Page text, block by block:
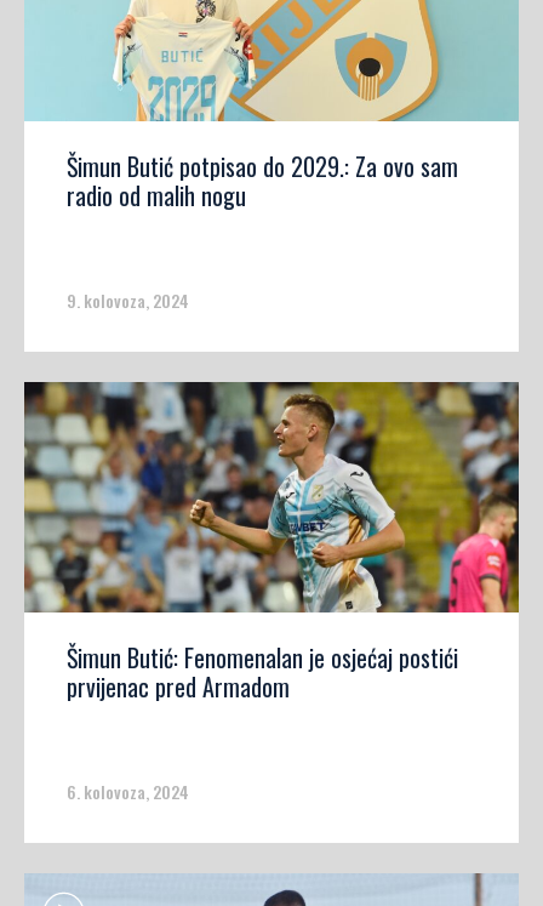
Šimun Butić potpisao do 2029.: Za ovo sam
radio od malih nogu
9. kolovoza, 2024
Šimun Butić: Fenomenalan je osjećaj postići
prvijenac pred Armadom
6. kolovoza, 2024